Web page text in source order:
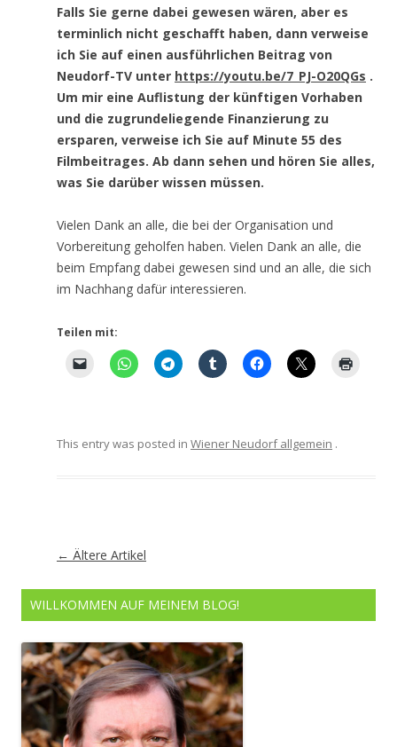
Falls Sie gerne dabei gewesen wären, aber es
terminlich nicht geschafft haben, dann verweise
ich Sie auf einen ausführlichen Beitrag von
Neudorf-TV unter https://youtu.be/7_PJ-O20QGs .
Um mir eine Auflistung der künftigen Vorhaben
und die zugrundeliegende Finanzierung zu
ersparen, verweise ich Sie auf Minute 55 des
Filmbeitrages. Ab dann sehen und hören Sie alles,
was Sie darüber wissen müssen.
Vielen Dank an alle, die bei der Organisation und
Vorbereitung geholfen haben. Vielen Dank an alle, die
beim Empfang dabei gewesen sind und an alle, die sich
im Nachhang dafür interessieren.
Teilen mit:
This entry was posted in Wiener Neudorf allgemein .
Artikel-
← Ältere Artikel
WILLKOMMEN AUF MEINEM BLOG!